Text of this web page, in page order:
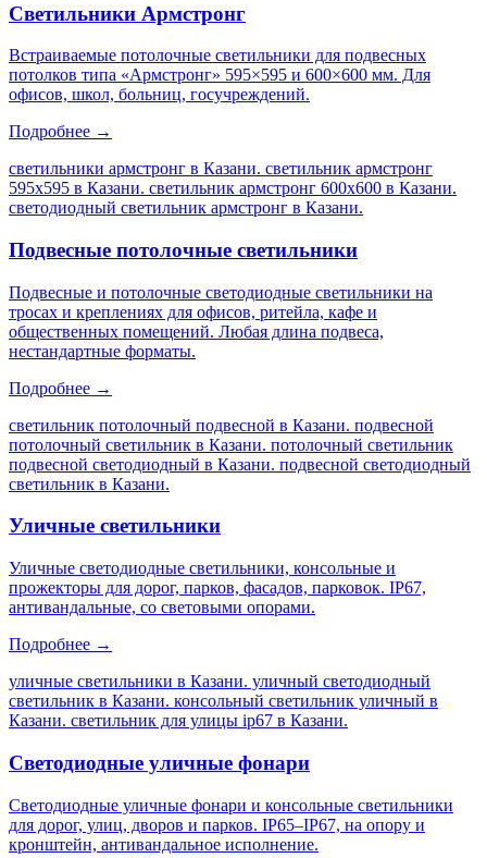
Светильники Армстронг
Встраиваемые потолочные светильники для подвесных
потолков типа «Армстронг» 595×595 и 600×600 мм. Для
офисов, школ, больниц, госучреждений.
Подробнее →
светильники армстронг в Казани. светильник армстронг
595х595 в Казани. светильник армстронг 600х600 в Казани.
светодиодный светильник армстронг в Казани.
Подвесные потолочные светильники
Подвесные и потолочные светодиодные светильники на
тросах и креплениях для офисов, ритейла, кафе и
общественных помещений. Любая длина подвеса,
нестандартные форматы.
Подробнее →
светильник потолочный подвесной в Казани. подвесной
потолочный светильник в Казани. потолочный светильник
подвесной светодиодный в Казани. подвесной светодиодный
светильник в Казани.
Уличные светильники
Уличные светодиодные светильники, консольные и
прожекторы для дорог, парков, фасадов, парковок. IP67,
антивандальные, со световыми опорами.
Подробнее →
уличные светильники в Казани. уличный светодиодный
светильник в Казани. консольный светильник уличный в
Казани. светильник для улицы ip67 в Казани.
Светодиодные уличные фонари
Светодиодные уличные фонари и консольные светильники
для дорог, улиц, дворов и парков. IP65–IP67, на опору и
кронштейн, антивандальное исполнение.